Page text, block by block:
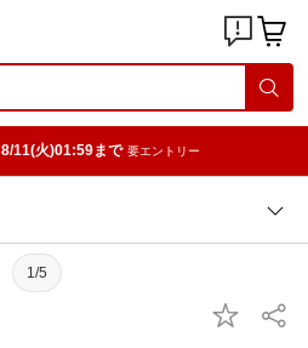
8/11(火)01:59まで 要エントリー
1/5